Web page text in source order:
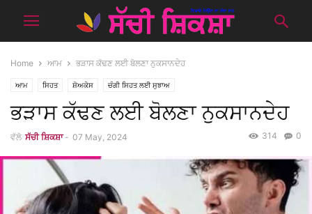
Home ਆਮ ਭੜਾਸ ਕੱਢਣ ਲਈ ਬੋਲਣਾ ਨੁਕਸਾਨਦੇਹ
ਆਮ ਸਿਹਤ ਸ਼ੋਅਕੇਸ ਚੰਗੀ ਸਿਹਤ ਲਈ ਸੁਝਾਅ
ਭੜਾਸ ਕੱਢਣ ਲਈ ਬੋਲਣਾ ਨੁਕਸਾਨਦੇਹ
ਵੱਲੋ ਸੱਚੀ ਸ਼ਿਕਸ਼ਾ - 07 May, 2024 0
314